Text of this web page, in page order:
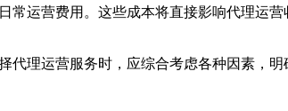
常运营费用。这些成本将直接影响代理运
理运营服务时，应综合考虑各种因素，